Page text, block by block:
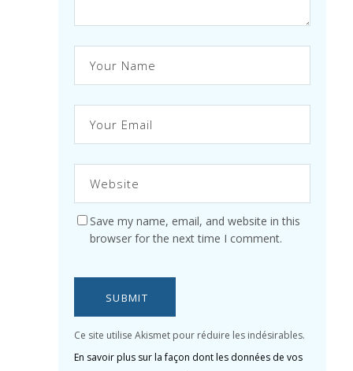
Save my name, email, and website in this
browser for the next time I comment.
SUBMIT
Ce site utilise Akismet pour réduire les indésirables.
En savoir plus sur la façon dont les données de vos